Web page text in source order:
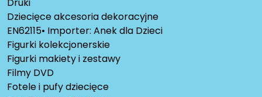
Dziecięce akcesoria dekoracyjne
EN62115• Importer: Anek dla Dzieci
Figurki kolekcjonerskie
Figurki makiety i zestawy
Filmy DVD
Fotele i pufy dziecięce